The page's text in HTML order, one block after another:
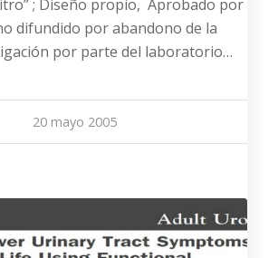
; Diseño propio, Aprobado por
difundido por abandono de la
por parte del laboratorio…
20 mayo 2005